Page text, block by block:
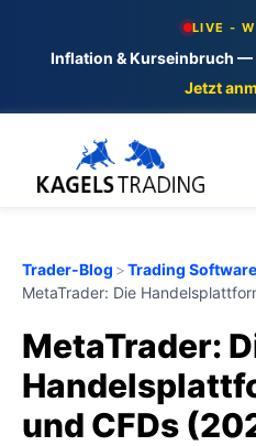
LIVE -
Inflation & Kurseinbruch —
Jetzt
Trader-Blog >Trading Software
MetaTrader: Die
MetaTrader:
und CFDs